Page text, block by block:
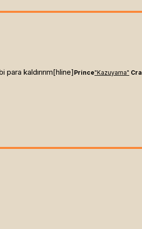
kaldırırım[hline] Prince"Kazuyama"